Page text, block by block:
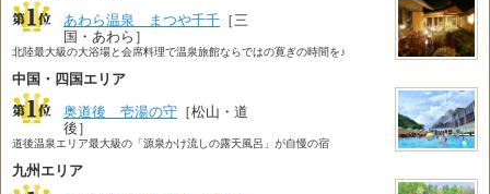
あわら温泉 まつや千千 ［三
国・あわら］
北陸最大級の大浴場と会席料理で温泉旅館ならではの寛ぎの時間を♪
中国・四国エリア
奥道後 壱湯の守 ［松山・道
後］
道後温泉エリア最大級の「源泉かけ流しの露天風呂」が自慢の宿
九州エリア